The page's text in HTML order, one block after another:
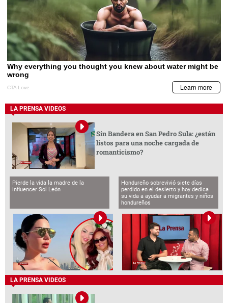
LA PRENSA VIDEOS
Sin Bandera en San Pedro Sula: ¿están
listos para una noche cargada de
romanticismo?
Pierde la vida la madre de la
influencer Sol León
Hondureño sobrevivió siete días
perdido en el desierto y hoy dedica
su vida a ayudar a migrantes y niños
hondureños
LA PRENSA VIDEOS